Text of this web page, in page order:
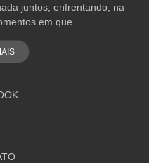
juntos, enfrentando, na
em que...